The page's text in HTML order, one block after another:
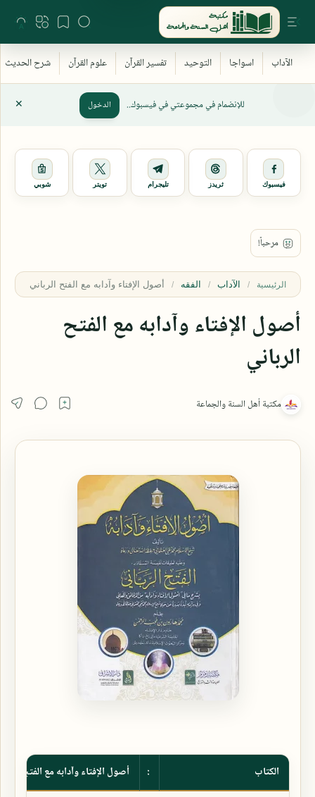
للإنضمام في مجموعتي في فيسبوك.. الدخول
فيسبوك ثريدز تليجرام تويتر شوبي
الرئيسية الآداب الفقه
أصول الإفتاء وآدابه مع الفتح
الرباني
الكتاب :
أصول الإفتاء وآدابه مع الفتح